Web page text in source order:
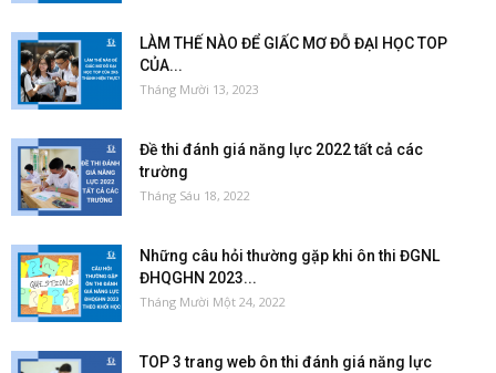
LÀM THẾ NÀO ĐỂ GIẤC MƠ ĐỖ ĐẠI HỌC TOP
CỦA...
Tháng Mười 13, 2023
Đề thi đánh giá năng lực 2022 tất cả các
trường
Tháng Sáu 18, 2022
Những câu hỏi thường gặp khi ôn thi ĐGNL
ĐHQGHN 2023...
Tháng Mười Một 24, 2022
TOP 3 trang web ôn thi đánh giá năng lực